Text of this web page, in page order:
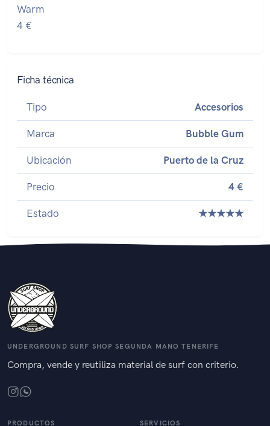
Warm
4 €
Ficha técnica
Tipo Accesorios
Marca Bubble Gum
Ubicación Puerto de la Cruz
Precio 4 €
Estado ★★★★★
UNDERGROUND SURF SHOP SEGUNDA MANO TENERIFE
Compra, vende y reutiliza material de surf con criterio.
PRODUCTOS SERVICIOS